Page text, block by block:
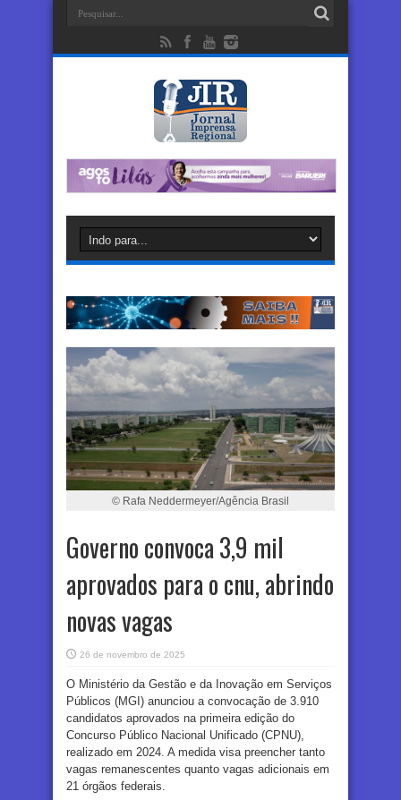
© Rafa Neddermeyer/Agência Brasil
Governo convoca 3,9 mil
aprovados para o cnu, abrindo
novas vagas
26 de novembro de 2025
O Ministério da Gestão e da Inovação em Serviços
Públicos (MGI) anunciou a convocação de 3.910
candidatos aprovados na primeira edição do
Concurso Público Nacional Unificado (CPNU),
realizado em 2024. A medida visa preencher tanto
vagas remanescentes quanto vagas adicionais em
21 órgãos federais.